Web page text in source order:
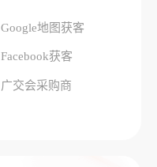
Google地图获客
Facebook获客
广交会采购商